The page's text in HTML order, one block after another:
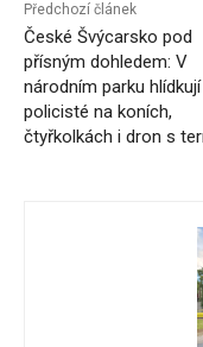
Předchozí článek
České Švýcarsko pod
přísným dohledem: V
národním parku hlídkují
policisté na koních,
čtyřkolkách i dron s